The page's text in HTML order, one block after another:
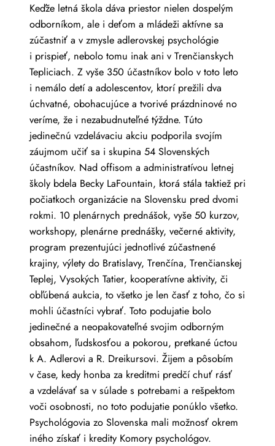
Keďže letná škola dáva priestor nielen dospelým
odborníkom, ale i deťom a mládeži aktívne sa
zúčastniť a v zmysle adlerovskej psychológie
i prispieť, nebolo tomu inak ani v Trenčianskych
Tepliciach. Z vyše 350 účastníkov bolo v toto leto
i nemálo detí a adolescentov, ktorí prežili dva
úchvatné, obohacujúce a tvorivé prázdninové no
veríme, že i nezabudnuteľné týždne. Túto
jedinečnú vzdelávaciu akciu podporila svojím
záujmom učiť sa i skupina 54 Slovenských
účastníkov. Nad offisom a administratívou letnej
školy bdela Becky LaFountain, ktorá stála taktiež pri
počiatkoch organizácie na Slovensku pred dvomi
rokmi. 10 plenárnych prednášok, vyše 50 kurzov,
workshopy, plenárne prednášky, večerné aktivity,
program prezentujúci jednotlivé zúčastnené
krajiny, výlety do Bratislavy, Trenčína, Trenčianskej
Teplej, Vysokých Tatier, kooperatívne aktivity, či
obľúbená aukcia, to všetko je len časť z toho, čo si
mohli účastníci vybrať. Toto podujatie bolo
jedinečné a neopakovateľné svojim odborným
obsahom, ľudskosťou a pokorou, pretkané úctou
k A. Adlerovi a R. Dreikursovi. Žijem a pôsobím
v čase, kedy honba za kreditmi predčí chuť rásť
a vzdelávať sa v súlade s potrebami a rešpektom
voči osobnosti, no toto podujatie ponúklo všetko.
Psychológovia zo Slovenska mali možnosť okrem
iného získať i kredity Komory psychológov.